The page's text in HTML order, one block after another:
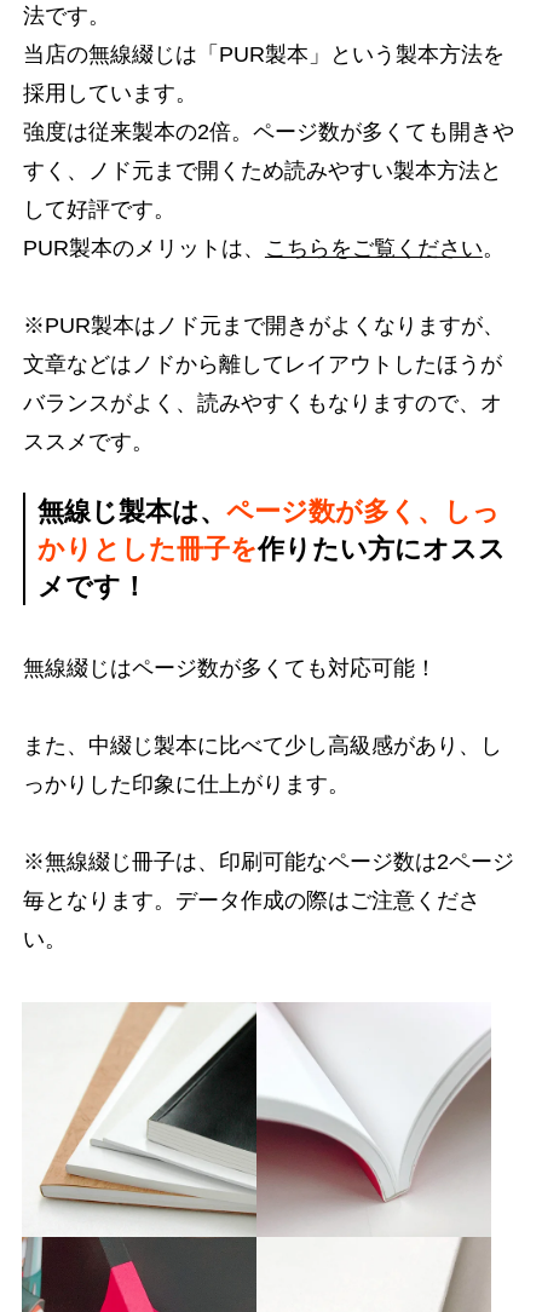
法です。
当店の無線綴じは「PUR製本」という製本方法を
採用しています。
強度は従来製本の2倍。ページ数が多くても開きや
すく、ノド元まで開くため読みやすい製本方法と
して好評です。
PUR製本のメリットは、
こちらをご覧ください。
※PUR製本はノド元まで開きがよくなりますが、
文章などはノドから離してレイアウトしたほうが
バランスがよく、読みやすくもなりますので、オ
ススメです。
無線じ製本は、 ページ数が多く、しっ
かりとした冊子を作りたい方にオスス
メです！
無線綴じはページ数が多くても対応可能！
また、中綴じ製本に比べて少し高級感があり、し
っかりした印象に仕上がります。
※無線綴じ冊子は、印刷可能なページ数は2ページ
毎となります。データ作成の際はご注意くださ
い。